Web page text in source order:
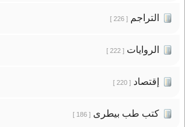
التراجم[ 226 ]
الروايات[ 222 ]
إقتصاد[ 220 ]
كتب طب بيطرى[ 186 ]